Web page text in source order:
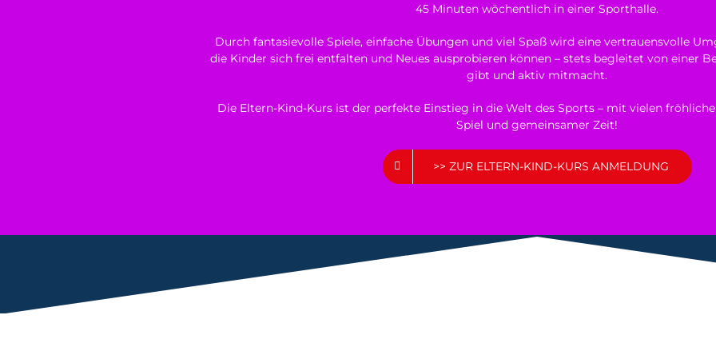
45 Minuten wöchentlich in einer Sporthalle.
Durch fantasievolle Spiele, einfache Übungen und viel Spaß wird eine vertrauensvolle
die Kinder sich frei entfalten und Neues ausprobieren können – stets begleitet von einer
gibt und aktiv mitmacht.
Die Eltern-Kind-Kurs ist der perfekte Einstieg in die Welt des Sports – mit vielen
Spiel und gemeinsamer Zeit!
>> ZUR ELTERN-KIND-KURS ANMELDUNG